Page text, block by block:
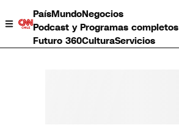
PaísMundoNegocios
Podcast y Programas completos
Futuro 360CulturaServicios